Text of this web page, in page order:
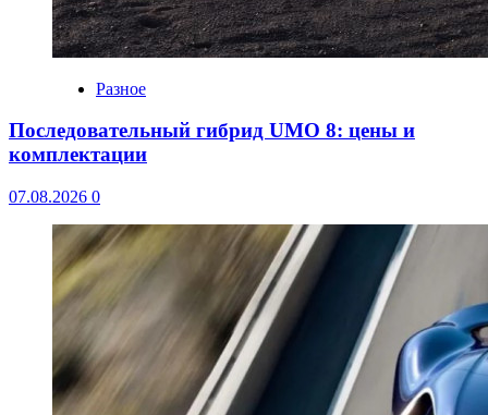
Разное
Последовательный гибрид UMO 8: цены и
комплектации
07.08.2026 0